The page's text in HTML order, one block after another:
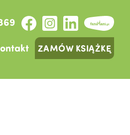
ZAMÓW KSIĄŻKĘ